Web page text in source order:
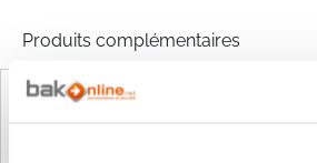
Produits complémentaires
VENTE FLASH